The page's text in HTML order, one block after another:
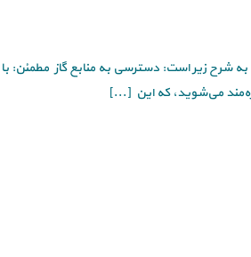
شرح زیر است: دسترسی به منابع گاز مطمئن: با
می‌شوید، که این [...]